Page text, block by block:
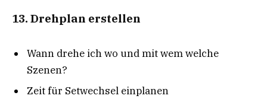
13. Drehplan erstellen
Wann drehe ich wo und mit wem welche
Szenen?
Zeit für Setwechsel einplanen